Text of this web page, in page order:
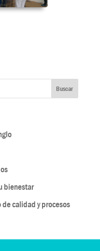
bienestar
calidad y procesos